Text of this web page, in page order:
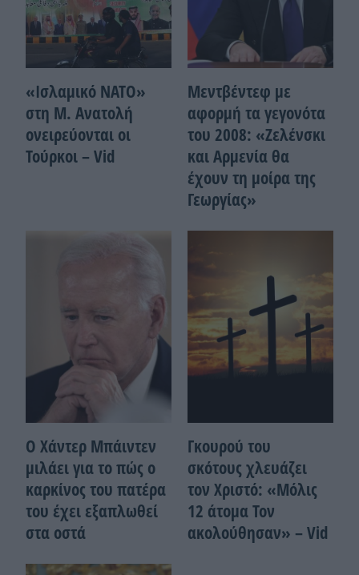
«Ισλαμικό ΝΑΤΟ»
στη Μ. Ανατολή
ονειρεύονται οι
Τούρκοι – Vid
Μεντβέντεφ με
αφορμή τα γεγονότα
του 2008: «Ζελένσκι
και Αρμενία θα
έχουν τη μοίρα της
Γεωργίας»
Ο Χάντερ Μπάιντεν
μιλάει για το πώς ο
καρκίνος του πατέρα
του έχει εξαπλωθεί
στα οστά
Γκουρού του
σκότους χλευάζει
τον Χριστό: «Μόλις
12 άτομα Τον
ακολούθησαν» – Vid